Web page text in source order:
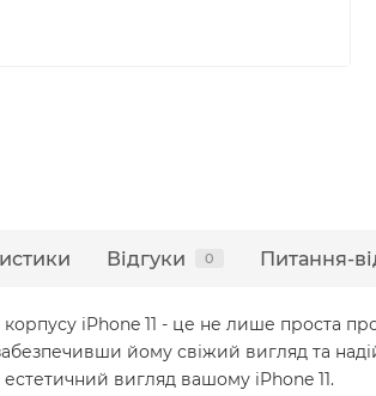
Відгуки 0 Питання-
iPhone 11 - це не лише проста
йому свіжий вигляд та
естетичний вигляд вашому iPhone 11.